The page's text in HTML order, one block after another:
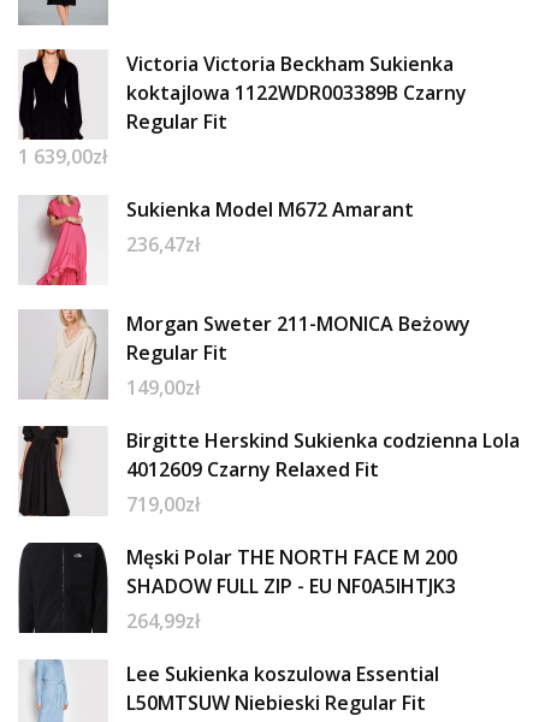
Victoria Victoria Beckham Sukienka
koktajlowa 1122WDR003389B Czarny
Regular Fit
1 639,00zł
Sukienka Model M672 Amarant
236,47zł
Morgan Sweter 211-MONICA Beżowy
Regular Fit
149,00zł
Birgitte Herskind Sukienka codzienna Lola
4012609 Czarny Relaxed Fit
719,00zł
Męski Polar THE NORTH FACE M 200
SHADOW FULL ZIP - EU NF0A5IHTJK3
264,99zł
Lee Sukienka koszulowa Essential
L50MTSUW Niebieski Regular Fit